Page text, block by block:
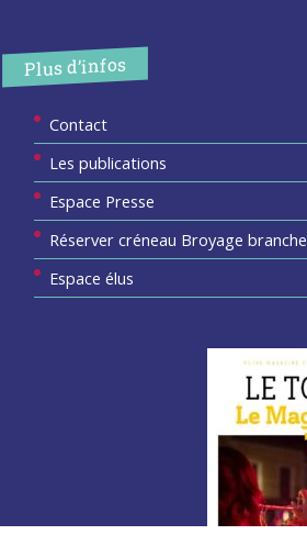
Plus d’infos
Contact
Les publications
Espace Presse
Réserver créneau Broyage branche
Espace élus